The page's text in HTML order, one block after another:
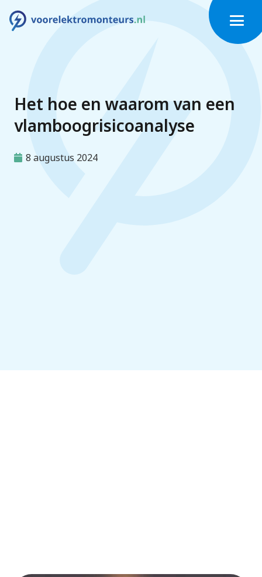
Het hoe en waarom van een
vlamboogrisicoanalyse
8 augustus 2024